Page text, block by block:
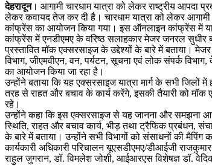
देहरादून। आगामी चारधाम यात्रा को लेकर राष्ट्रीय आपदा
लेकर कवायद तेज कर दी है। चारधाम यात्रा को लेकर
कांफ्रेंस का आयोजन किया गया। इस ऑनलाइन कांफ्रेंस में
कांफ्रेंस में एनडीएमए के वरिष्ठ सलाहकार मेजर जनरल सुधीर
प्रस्तावित मॉक एक्सरसाइज के उद्देश्यों के बारे में बताया।
विभाग, जीएमवीएन, वन, पर्यटन, सूचना एवं लोक संपर्क
का आयोजन किया जा रहा है।
उन्होंने बताया कि यह एक्सरसाइज यात्रा मार्ग के सभी जिलों
तरह से राहत और बचाव के कार्य करेंगे, इसकी तैयारी को मॉक
रहे।
उन्होंने कहा कि इस एक्सरसाइज से यह जानना और समझना
स्थिति, राहत और बचाव कार्य, भीड़ तथा ट्रैफिक प्रबंधन,
के बारे में बताया। उन्होंने सभी विभागों को संसाधनों की
कार्यकारी अधिकारी परिचालन यूएसडीएमए/डीआईजी
राहुल जुगरान, डॉ. विमलेश जोशी, आईआरएस विशेषज्ञ डॉ.